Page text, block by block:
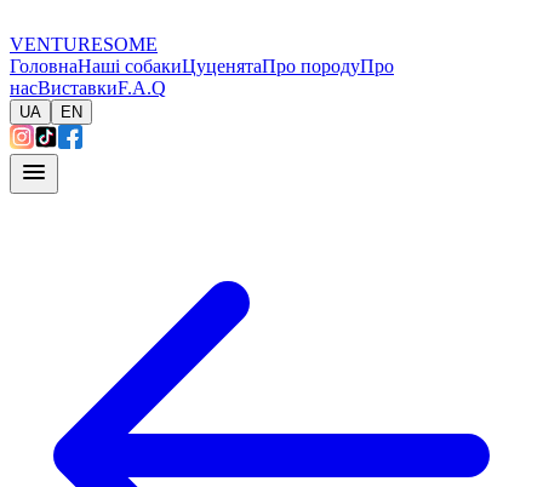
VENTURESOME
ГоловнаНаші собакиЦуценятаПро породуПро
насВиставкиF.A.Q
UA EN